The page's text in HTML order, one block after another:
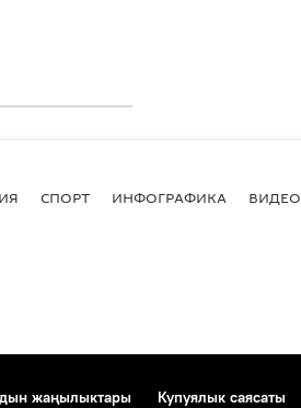
СПОРТ ИНФОГРАФИКА ВИДЕО
жаңылыктары
Купуялык саясаты